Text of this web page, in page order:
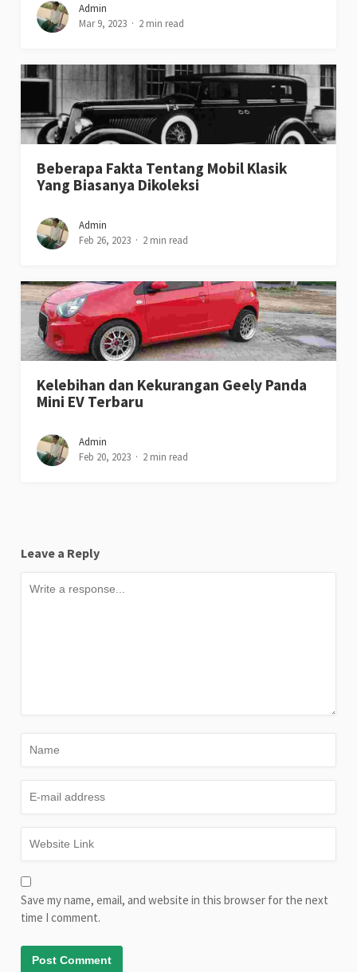
Admin
Mar 9, 2023
2 min read
Beberapa Fakta Tentang Mobil Klasik
Yang Biasanya Dikoleksi
Admin
Feb 26, 2023
2 min read
Kelebihan dan Kekurangan Geely Panda
Mini EV Terbaru
Admin
Feb 20, 2023
2 min read
Leave a Reply
Save my name, email, and website in this browser for the next
time I comment.